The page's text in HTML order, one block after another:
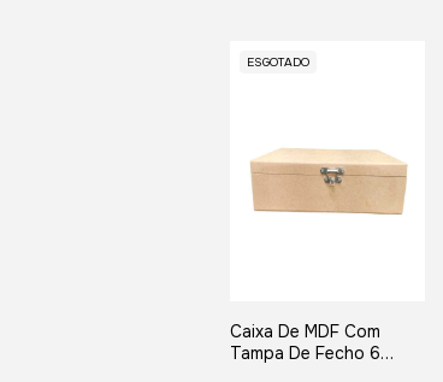
ESGOTADO
Caixa De MDF Com
Tampa De Fecho 6